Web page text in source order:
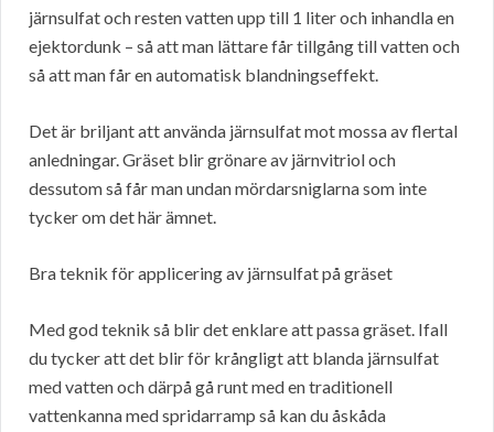
järnsulfat och resten vatten upp till 1 liter och inhandla en
ejektordunk – så att man lättare får tillgång till vatten och
så att man får en automatisk blandningseffekt.
Det är briljant att använda järnsulfat mot mossa av flertal
anledningar. Gräset blir grönare av järnvitriol och
dessutom så får man undan mördarsniglarna som inte
tycker om det här ämnet.
Bra teknik för applicering av järnsulfat på gräset
Med god teknik så blir det enklare att passa gräset. Ifall
du tycker att det blir för krångligt att blanda järnsulfat
med vatten och därpå gå runt med en traditionell
vattenkanna med spridarramp så kan du åskåda